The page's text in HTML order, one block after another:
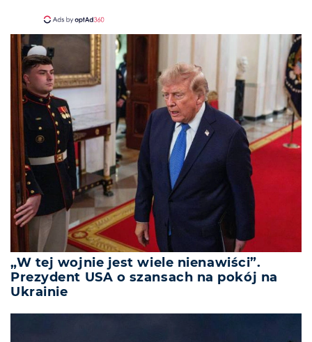
„W tej wojnie jest wiele nienawiści”.
Prezydent USA o szansach na pokój na
Ukrainie